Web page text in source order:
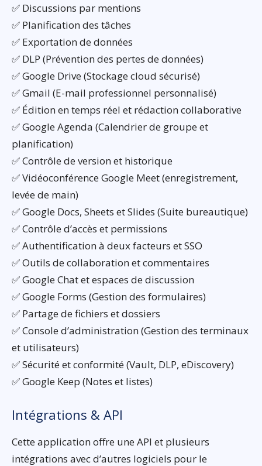
✅ Discussions par mentions
✅ Planification des tâches
✅ Exportation de données
✅ DLP (Prévention des pertes de données)
✅ Google Drive (Stockage cloud sécurisé)
✅ Gmail (E-mail professionnel personnalisé)
✅ Édition en temps réel et rédaction collaborative
✅ Google Agenda (Calendrier de groupe et
planification)
✅ Contrôle de version et historique
✅ Vidéoconférence Google Meet (enregistrement,
levée de main)
✅ Google Docs, Sheets et Slides (Suite bureautique)
✅ Contrôle d’accès et permissions
✅ Authentification à deux facteurs et SSO
✅ Outils de collaboration et commentaires
✅ Google Chat et espaces de discussion
✅ Google Forms (Gestion des formulaires)
✅ Partage de fichiers et dossiers
✅ Console d’administration (Gestion des terminaux
et utilisateurs)
✅ Sécurité et conformité (Vault, DLP, eDiscovery)
✅ Google Keep (Notes et listes)
Intégrations & API
Cette application offre une API et plusieurs
intégrations avec d’autres logiciels pour le